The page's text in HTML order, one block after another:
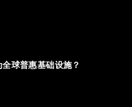
球普惠基础设施？